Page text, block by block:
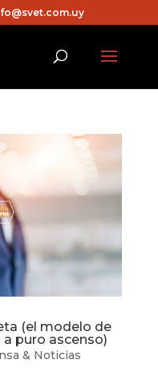
(el modelo de
puro ascenso)
& Noticias